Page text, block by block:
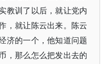
教训了以后，就让党内
，就让陈云出来。陈云
济的一个，他知道问题
，那么怎么把发出去的